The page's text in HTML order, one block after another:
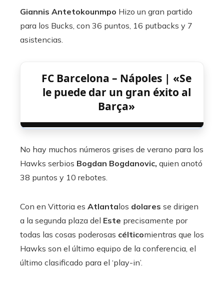
Giannis Antetokounmpo Hizo un gran partido
para los Bucks, con 36 puntos, 16 putbacks y 7
asistencias.
FC Barcelona – Nápoles | «Se
le puede dar un gran éxito al
Barça»
No hay muchos números grises de verano para los
Hawks serbios Bogdan Bogdanovic, quien anotó
38 puntos y 10 rebotes.
Con en Vittoria es Atlantalos dolares se dirigen
a la segunda plaza del Este precisamente por
todas las cosas poderosas célticomientras que los
Hawks son el último equipo de la conferencia, el
último clasificado para el ‘play-in’.